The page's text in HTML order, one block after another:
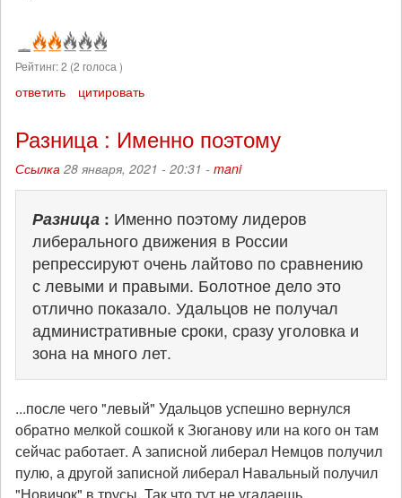
Рейтинг:2 (2 голоса )
ответить цитировать
Разница : Именно поэтому
Ссылка 28 января, 2021 - 20:31 - mani
Разница: Именно поэтому лидеров
либерального движения в России
репрессируют очень лайтово по сравнению
с левыми и правыми. Болотное дело это
отлично показало. Удальцов не получал
административные сроки, сразу уголовка и
зона на много лет.
...после чего "левый" Удальцов успешно вернулся
обратно мелкой сошкой к Зюганову или на кого он там
сейчас работает. А записной либерал Немцов получил
пулю, а другой записной либерал Навальный получил